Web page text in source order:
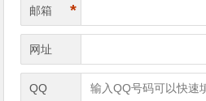
邮箱 *
网址
QQ